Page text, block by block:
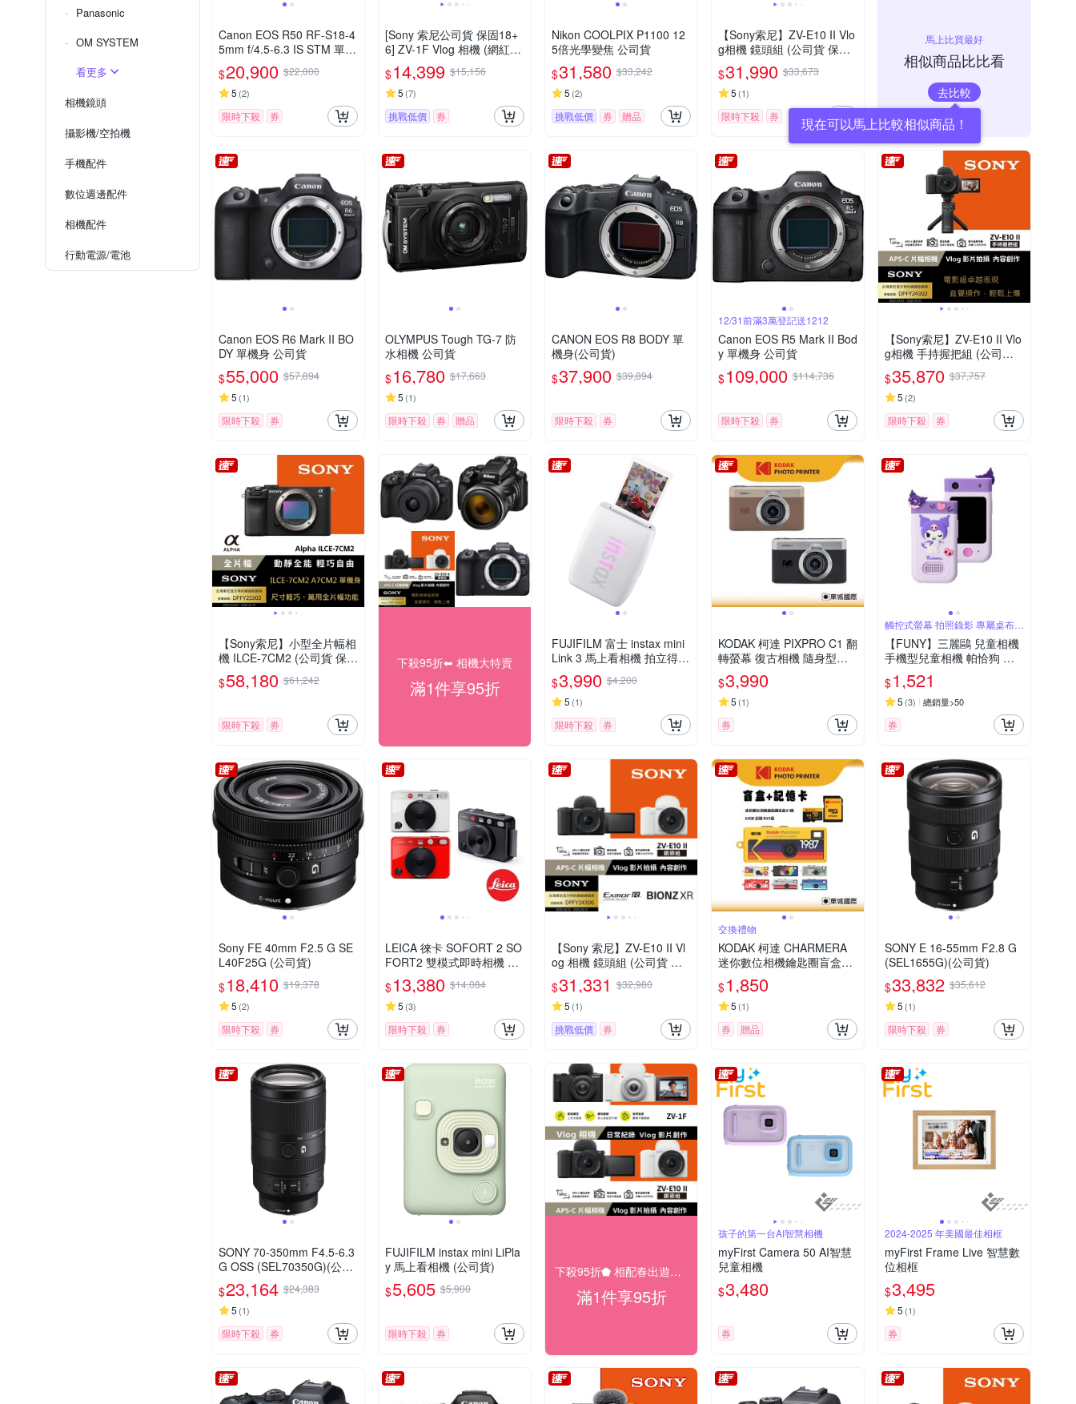
Panasonic
OM SYSTEM
看更多
相機鏡頭
攝影機/空拍機
手機配件
數位週邊配件
相機配件
行動電源/電池
Canon EOS R50 RF-S18-4
5mm f/4.5-6.3 IS STM 單鏡
組 公司貨
$20,900 $22,000
5 (2)
限時下殺 券
[Sony 索尼公司貨 保固18+
6] ZV-1F Vlog 相機 (網紅新
手/生活隨拍)
$14,399 $15,156
5 (7)
挑戰低價 券
Nikon COOLPIX P1100 12
5倍光學變焦 公司貨
$31,580 $33,242
5 (2)
挑戰低價 券 贈品
【Sony索尼】ZV-E10 II Vlo
g相機 鏡頭組 (公司貨 保固1
8+6個月)
$31,990 $33,673
5 (1)
限時下殺 券
馬上比買最好
相似商品比比看
去比較
Canon EOS R6 Mark II BO
DY 單機身 公司貨
$55,000 $57,894
5 (1)
限時下殺 券
OLYMPUS Tough TG-7 防
水相機 公司貨
$16,780 $17,663
5 (1)
限時下殺 券 贈品
CANON EOS R8 BODY 單
機身(公司貨)
$37,900 $39,894
限時下殺 券
12/31前滿3萬登記送1212
Canon EOS R5 Mark II Bod
y 單機身 公司貨
$109,000 $114,736
限時下殺 券
【Sony索尼】ZV-E10 II Vlo
g相機 手持握把組 (公司貨
保固18+6個月)
$35,870 $37,757
5 (2)
限時下殺 券
【Sony索尼】小型全片幅相
機 ILCE-7CM2 (公司貨 保固
18+6個月)
$58,180 $61,242
限時下殺 券
下殺95折⬅︎ 相機大特賣
滿1件享95折
FUJIFILM 富士 instax mini
Link 3 馬上看相機 拍立得
印相機 公司貨
$3,990 $4,200
5 (1)
限時下殺 券
KODAK 柯達 PIXPRO C1 翻
轉螢幕 復古相機 隨身型數
位相機
$3,990
5 (1)
券
觸控式螢幕 拍照錄影 專屬桌布相
框
【FUNY】三麗鷗 兒童相機
手機型兒童相機 帕恰狗 大
耳狗 酷洛米
$1,521
5 (3) 總銷量>50
券
Sony FE 40mm F2.5 G SE
L40F25G (公司貨)
$18,410 $19,378
5 (2)
限時下殺 券
LEICA 徠卡 SOFORT 2 SO
FORT2 雙模式即時相機 公
司貨
$13,380 $14,084
5 (3)
限時下殺 券
【Sony 索尼】ZV-E10 II Vl
og 相機 鏡頭組 (公司貨 保
固18+6個月)
$31,331 $32,980
5 (1)
挑戰低價 券
交換禮物
KODAK 柯達 CHARMERA
迷你數位相機鑰匙圈盲盒+6
4G記憶卡組
$1,850
5 (1)
券 贈品
SONY E 16-55mm F2.8 G
(SEL1655G)(公司貨)
$33,832 $35,612
5 (1)
限時下殺 券
SONY 70-350mm F4.5-6.3
G OSS (SEL70350G)(公司
貨)
$23,164 $24,383
5 (1)
限時下殺 券
FUJIFILM instax mini LiPla
y 馬上看相機 (公司貨)
$5,605 $5,900
限時下殺 券
下殺95折⬟ 相配春出遊大促
滿1件享95折
孩子的第一台AI智慧相機
myFirst Camera 50 AI智慧
兒童相機
$3,480
券
2024-2025 年美國最佳相框
myFirst Frame Live 智慧數
位相框
$3,495
5 (1)
券